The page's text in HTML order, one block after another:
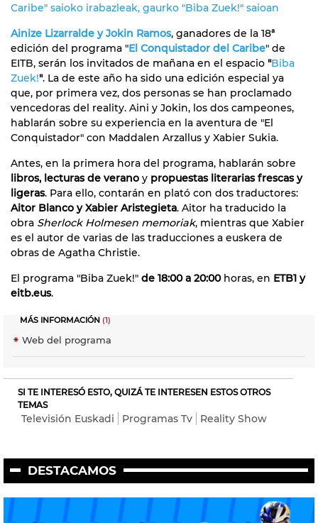
Caribe" saioko irabazleak, gaurko "Biba Zuek!" saioan
Ainize Lizarralde y Jokin Ramos, ganadores de la 18ª
edición del programa "El Conquistador del Caribe" de
EITB, serán los invitados de mañana en el espacio "Biba
Zuek!". La de este año ha sido una edición especial ya
que, por primera vez, dos personas se han proclamado
vencedoras del reality. Aini y Jokin, los dos campeones,
hablarán sobre su experiencia en la aventura de "El
Conquistador" con Maddalen Arzallus y Xabier Sukia.
Antes, en la primera hora del programa, hablarán sobre
libros, lecturas de verano y propuestas literarias frescas y
ligeras. Para ello, contarán en plató con dos traductores:
Aitor Blanco y Xabier Aristegieta. Aitor ha traducido la
obra Sherlock Holmesen memoriak, mientras que Xabier
es el autor de varias de las traducciones a euskera de
obras de Agatha Christie.
El programa "Biba Zuek!" de 18:00 a 20:00horas, en ETB1 y
eitb.eus.
MÁS INFORMACIÓN (1)
Web del programa
SI TE INTERESÓ ESTO, QUIZÁ TE INTERESEN ESTOS OTROS
TEMAS
Televisión Euskadi Programas Tv Reality Show
DESTACAMOS